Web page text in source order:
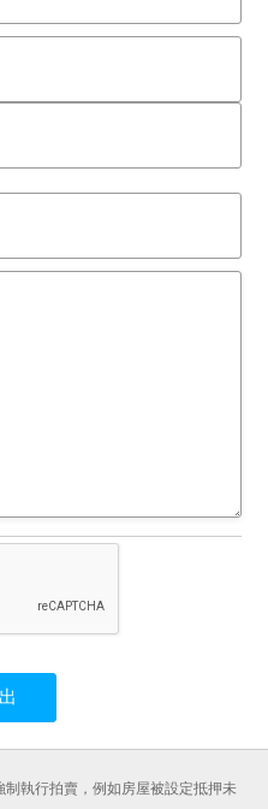
壹萬肆仟元，以應
無法分辨先後時，
金新台幣：壹佰柒
後全部塗銷。
執行拍賣，例如房屋被設定抵押未